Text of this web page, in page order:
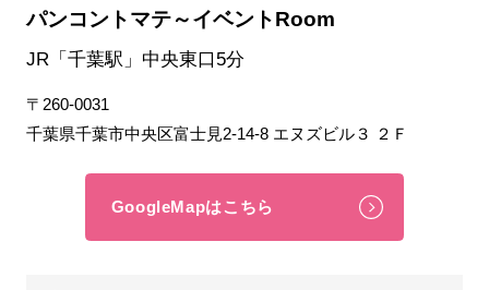
パンコントマテ～イベントRoom
JR「千葉駅」中央東口5分
〒260-0031
千葉県千葉市中央区富士見2-14-8 エヌズビル３ ２Ｆ
GoogleMapはこちら